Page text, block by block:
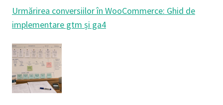
Urmărirea conversiilor în WooCommerce: Ghid de
implementare gtm și ga4